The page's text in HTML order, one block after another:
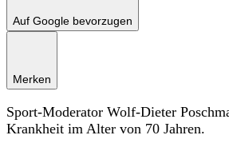
Auf Google bevorzugen
Merken
Sport-Moderator Wolf-Dieter
Krankheit im Alter von 70 Jahren.